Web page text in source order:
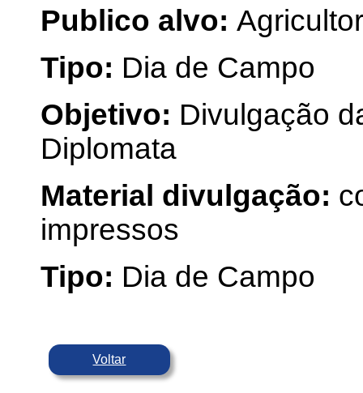
Publico alvo:
Tipo: Dia de Campo
Objetivo: Divulgação
Diplomata
Material divulgação:
impressos
Tipo: Dia de Campo
Voltar